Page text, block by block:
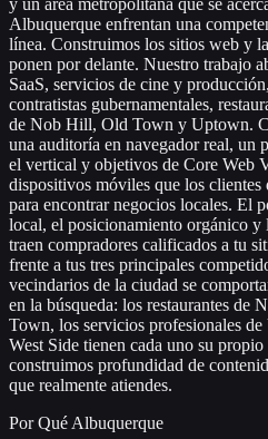
Albuquerque enfrentan una
línea. Construimos los sitios web y
ponen por delante. Nuestro trabajo
SaaS, servicios de cine y
contratistas gubernamentales,
de Nob Hill, Old Town y Uptown.
una auditoría en navegador real, un
el vertical y objetivos de Core Web
dispositivos móviles que los clientes
para encontrar negocios locales. El
local, el posicionamiento orgánico y
traen compradores calificados a tu
frente a tus tres principales
vecindarios de la ciudad se
en la búsqueda: los restaurantes de
Town, los servicios profesionales
West Side tienen cada uno su
construimos profundidad de
que realmente atiendes.
Por Qué Albuquerque